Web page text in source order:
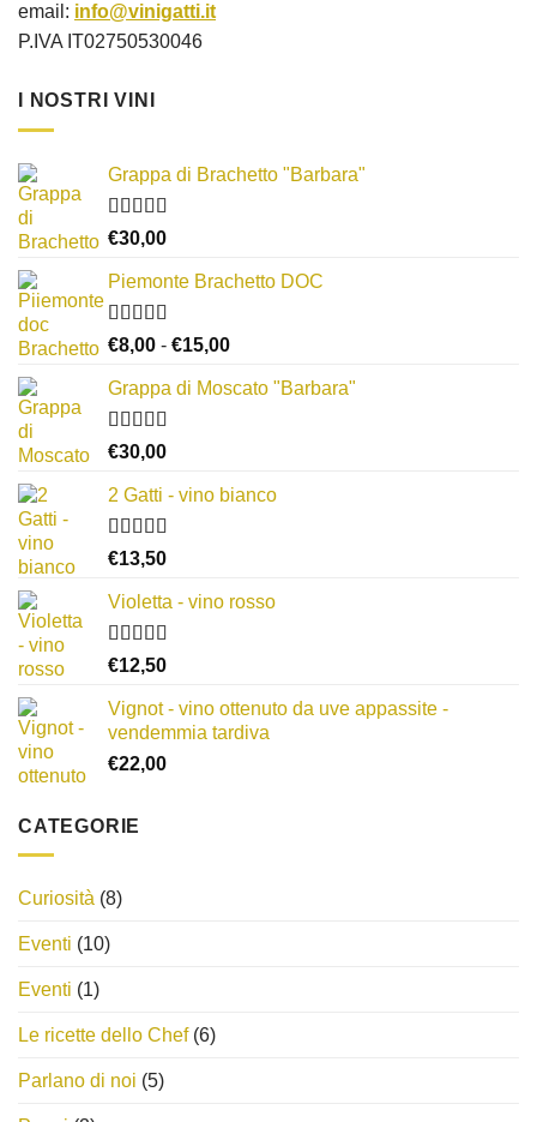
email: info@vinigatti.it
P.IVA IT02750530046
I NOSTRI VINI
Grappa di Brachetto "Barbara"
Valutato
su 5
€30,00
Piemonte Brachetto DOC
Valutato
4.33
€8,00 - €15,00Fascia
prezzo:
€15,00
Grappa di Moscato "Barbara"
Valutato
su 5
€30,00
2 Gatti - vino bianco
Valutato
su
5
€13,50
Violetta - vino rosso
Valutato
su
5
€12,50
Vignot - vino ottenuto da uve appassite -
vendemmia tardiva
€22,00
CATEGORIE
Curiosità (8)
Eventi (10)
Eventi (1)
Le ricette dello Chef(6)
Parlano di noi (5)